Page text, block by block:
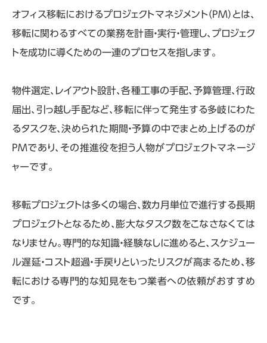
オフィス移転におけるプロジェクトマネジメント（PM）とは、
移転に関わるすべての業務を計画・実行・管理し、プロジェク
トを成功に導くための一連のプロセスを指します。
物件選定、レイアウト設計、各種工事の手配、予算管理、行政
届出、引っ越し手配など、移転に伴って発生する多岐にわた
るタスクを、決められた期間・予算の中でまとめ上げるのが
PMであり、その推進役を担う人物がプロジェクトマネージ
ャーです。
移転プロジェクトは多くの場合、数カ月単位で進行する長期
プロジェクトとなるため、膨大なタスク数をこなさなくては
なりません。専門的な知識・経験なしに進めると、スケジュー
ル遅延・コスト超過・手戻りといったリスクが高まるため、移
転における専門的な知見をもつ業者への依頼がおすすめ
です。